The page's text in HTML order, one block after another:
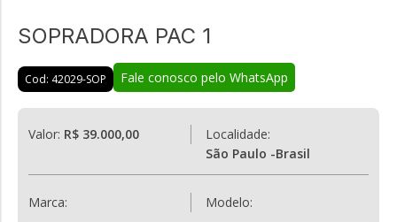
SOPRADORA PAC 1
Cod: 42029-SOP Fale conosco pelo WhatsApp
Valor: R$ 39.000,00
Localidade:
São Paulo -Brasil
Marca: Modelo: